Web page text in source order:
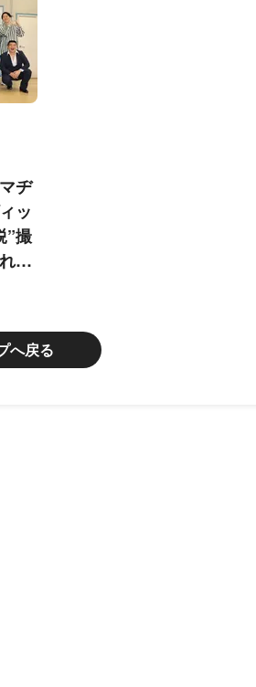
ヂ
ッ
”撮
ゆ
へ戻る